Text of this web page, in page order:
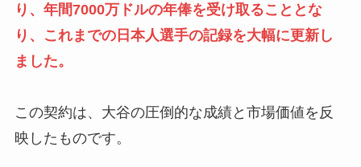
り、年間7000万ドルの年俸を受け取ることとな
り、これまでの日本人選手の記録を大幅に更新し
ました。
この契約は、大谷の圧倒的な成績と市場価値を反
映したものです。